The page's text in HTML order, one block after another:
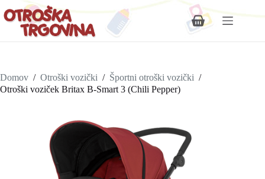
Shopping
Domov / Otroški vozički / Športni otroški vozički /
Otroški voziček Britax B-Smart 3 (Chili Pepper)